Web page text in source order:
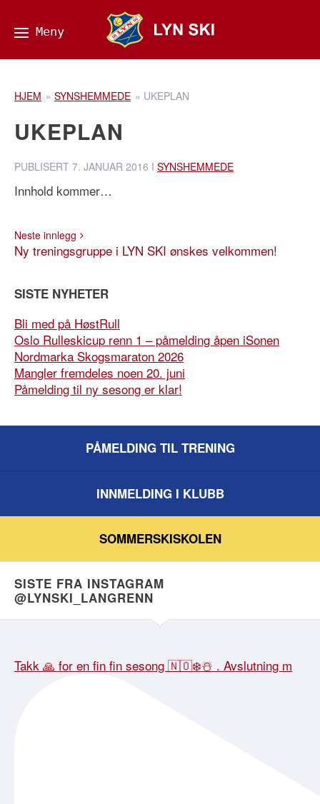
HJEM » SYNSHEMMEDE » UKEPLAN
UKEPLAN
PUBLISERT 7. JANUAR 2016 I SYNSHEMMEDE
Innhold kommer…
Neste innlegg
Ny treningsgruppe i LYN SKI ønskes velkommen!
SISTE NYHETER
Bli med på HøstRull
Oslo Rulleskicup renn 1 – påmelding åpen iSonen
Nordmarka Skogsmaraton 2026
Mangler fremdeles noen 20. juni
Påmelding til ny sesong er klar!
PÅMELDING TIL TRENING
INNMELDING I KLUBB
SOMMERSKISKOLEN
SISTE FRA INSTAGRAM
@LYNSKI_LANGRENN
Takk 🙏 for en fin fin sesong 🇳🇴❄️☃️ . Avslutning m